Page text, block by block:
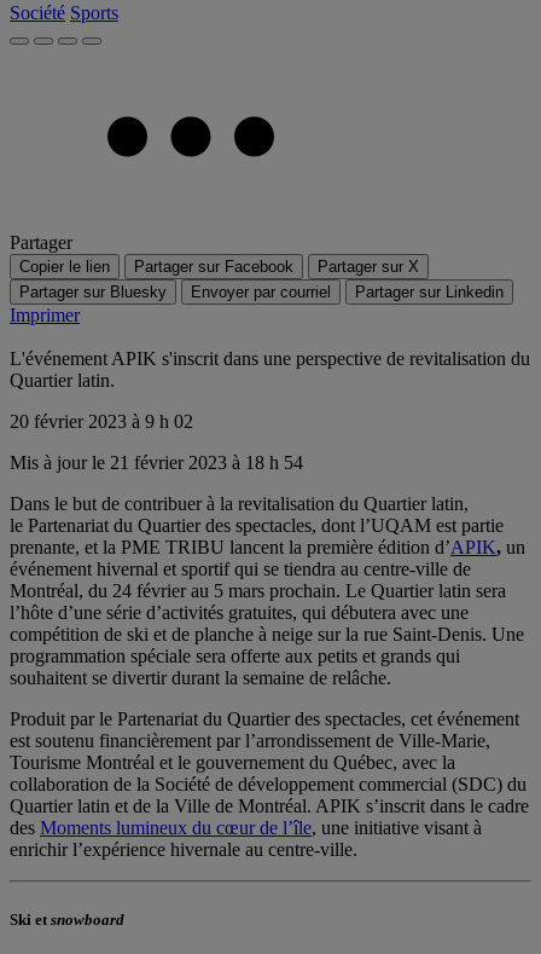
Société Sports
Partager
Copier le lien Partager sur Facebook
Partager sur X
Partager sur Bluesky
Envoyer par courriel Partager sur Linkedin
Imprimer
L'événement APIK s'inscrit dans une perspective de revitalisation du
Quartier latin.
20 février 2023 à 9 h 02
Mis à jour le 21 février 2023 à 18 h 54
Dans le but de contribuer à la revitalisation du Quartier latin,
le Partenariat du Quartier des spectacles, dont l’UQAM est partie
prenante, et la PME TRIBU lancent la première édition d’APIK, un
événement hivernal et sportif qui se tiendra au centre-ville de
Montréal, du 24 février au 5 mars prochain. Le Quartier latin sera
l’hôte d’une série d’activités gratuites, qui débutera avec une
compétition de ski et de planche à neige sur la rue Saint-Denis. Une
programmation spéciale sera offerte aux petits et grands qui
souhaitent se divertir durant la semaine de relâche.
Produit par le Partenariat du Quartier des spectacles, cet événement
est soutenu financièrement par l’arrondissement de Ville-Marie,
Tourisme Montréal et le gouvernement du Québec, avec la
collaboration de la Société de développement commercial (SDC) du
Quartier latin et de la Ville de Montréal. APIK s’inscrit dans le cadre
des Moments lumineux du cœur de l’île, une initiative visant à
enrichir l’expérience hivernale au centre-ville.
Ski et snowboard